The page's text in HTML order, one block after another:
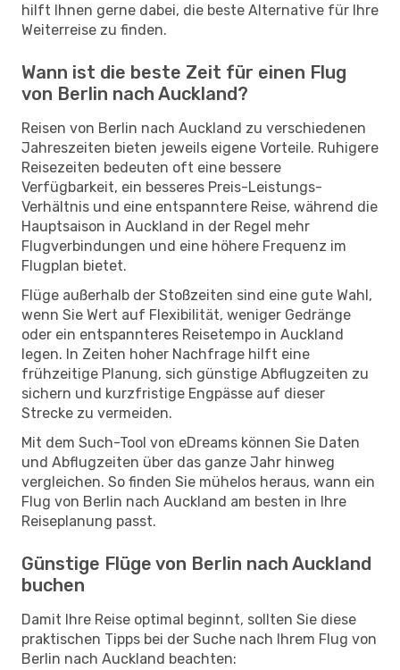
hilft Ihnen gerne dabei, die beste Alternative für Ihre
Weiterreise zu finden.
Wann ist die beste Zeit für einen Flug
von Berlin nach Auckland?
Reisen von Berlin nach Auckland zu verschiedenen
Jahreszeiten bieten jeweils eigene Vorteile. Ruhigere
Reisezeiten bedeuten oft eine bessere
Verfügbarkeit, ein besseres Preis-Leistungs-
Verhältnis und eine entspanntere Reise, während die
Hauptsaison in Auckland in der Regel mehr
Flugverbindungen und eine höhere Frequenz im
Flugplan bietet.
Flüge außerhalb der Stoßzeiten sind eine gute Wahl,
wenn Sie Wert auf Flexibilität, weniger Gedränge
oder ein entspannteres Reisetempo in Auckland
legen. In Zeiten hoher Nachfrage hilft eine
frühzeitige Planung, sich günstige Abflugzeiten zu
sichern und kurzfristige Engpässe auf dieser
Strecke zu vermeiden.
Mit dem Such-Tool von eDreams können Sie Daten
und Abflugzeiten über das ganze Jahr hinweg
vergleichen. So finden Sie mühelos heraus, wann ein
Flug von Berlin nach Auckland am besten in Ihre
Reiseplanung passt.
Günstige Flüge von Berlin nach Auckland
buchen
Damit Ihre Reise optimal beginnt, sollten Sie diese
praktischen Tipps bei der Suche nach Ihrem Flug von
Berlin nach Auckland beachten: